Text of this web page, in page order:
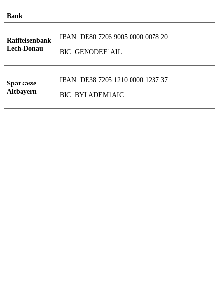
Bank
Raiffeisenbank
Lech-Donau
IBAN: DE80 7206 9005 0000 0078 20
BIC: GENODEF1AIL
Sparkasse
Altbayern
IBAN: DE38 7205 1210 0000 1237 37
BIC: BYLADEM1AIC